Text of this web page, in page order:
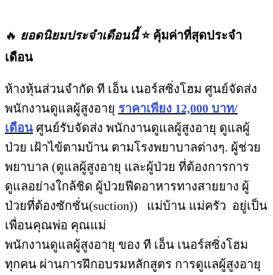
🔥 ยอดนิยมประจำเดือนนี้ ⭐ คุ้มค่าที่สุดประจำ
เดือน
ห้างหุ้นส่วนจำกัด ที เอ็น เนอร์สซิ่งโฮม ศูนย์จัดส่ง
พนักงานดูแลผู้สูงอายุ ราคาเพียง 12,000 บาท/
เดือน ศูนย์รับจัดส่ง พนักงานดูแลผู้สูงอายุ ดูแลผู้
ป่วย เฝ้าไข้ตามบ้าน ตามโรงพยาบาลต่างๆ. ผู้ช่วย
พยาบาล (ดูแลผู้สูงอายุ และผู้ป่วย ที่ต้องการการ
ดูแลอย่างใกล้ชิด ผู้ป่วยฟีดอาหารทางสายยาง ผู้
ป่วยที่ต้องซักชั่น(suction)) แม่บ้าน แม่ครัว อยู่เป็น
เพื่อนคุณพ่อ คุณแม่
พนักงานดูแลผู้สูงอายุ ของ ที เอ็น เนอร์สซิ่งโฮม
ทุกคน ผ่านการฝึกอบรมหลักสูตร การดูแลผู้สูงอายุ